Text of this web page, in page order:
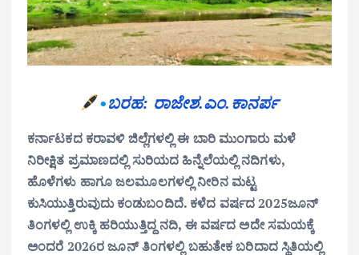
•ಬರಹ: ರಾಜೇಶ.ಎಂ.ಕಾನರ್ಪ
ಕರ್ನಾಟಕದ ಕರಾವಳಿ ಜಿಲ್ಲೆಗಳಲ್ಲಿ ಈ ಬಾರಿ ಮುಂಗಾರು ಮಳೆ
ನಿರೀಕ್ಷಿತ ಪ್ರಮಾಣದಲ್ಲಿ ಸುರಿಯದ ಹಿನ್ನೆಲೆಯಲ್ಲಿ ನದಿಗಳು,
ಹೊಳೆಗಳು ಹಾಗೂ ಜಲಮೂಲಗಳಲ್ಲಿ ನೀರಿನ ಮಟ್ಟ
ಕುಸಿಯುತ್ತಿರುವುದು ಕಂಡುಬಂದಿದೆ. ಕಳೆದ ವರ್ಷದ 2025ಜೂನ್
ತಿಂಗಳಲ್ಲಿ ಉಕ್ಕಿ ಹರಿಯುತ್ತಿದ್ದ ನದಿ, ಈ ವರ್ಷದ ಅದೇ ಸಮಯಕ್ಕೆ
ಅಂದರೆ 2026ರ ಜೂನ್ ತಿಂಗಳಲ್ಲಿ ಬಹುತೇಕ ಬರಿದಾದ ಸ್ಥಿತಿಯಲ್ಲಿ